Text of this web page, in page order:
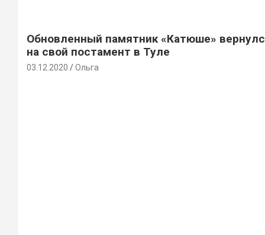
Обновленный памятник «Катюше»
на свой постамент в Туле
03.12.2020 Ольга